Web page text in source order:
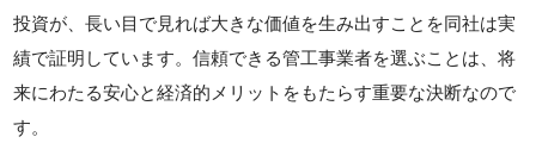
投資が、長い目で見れば大きな価値を生み出すことを同社は実
績で証明しています。信頼できる管工事業者を選ぶことは、将
来にわたる安心と経済的メリットをもたらす重要な決断なので
す。